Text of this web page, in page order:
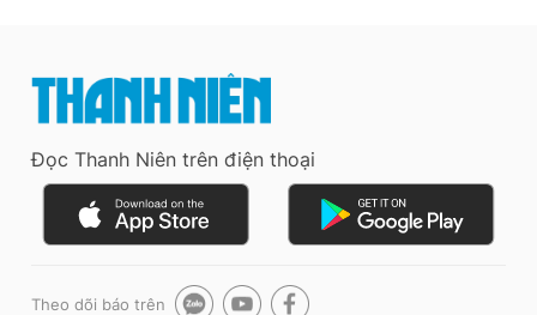
Đọc Thanh Niên trên điện thoại
Theo dõi báo trên